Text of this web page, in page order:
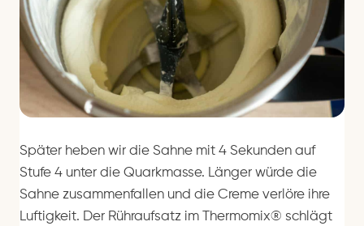
Später heben wir die Sahne mit 4 Sekunden auf
Stufe 4 unter die Quarkmasse. Länger würde die
Sahne zusammenfallen und die Creme verlöre ihre
Luftigkeit. Der Rühraufsatz im Thermomix® schlägt